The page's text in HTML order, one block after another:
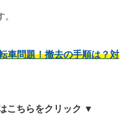
車問題！撤去の手順は？対
こちらをクリック ▼